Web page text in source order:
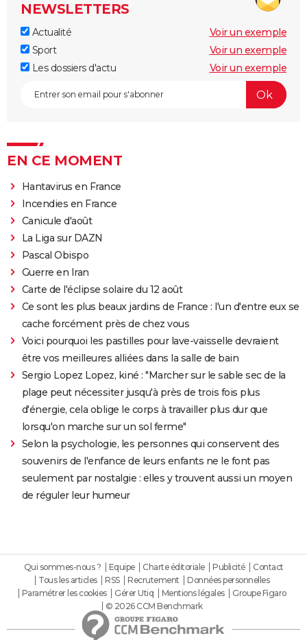
NEWSLETTERS
Actualité
Voir un exemple
Sport
Voir un exemple
Les dossiers d'actu
Voir un exemple
EN CE MOMENT
Hantavirus en France
Incendies en France
Canicule d'août
La Liga sur DAZN
Pascal Obispo
Guerre en Iran
Carte de l'éclipse solaire du 12 août
Ce sont les plus beaux jardins de France : l'un d'entre eux se
cache forcément près de chez vous
Voici pourquoi les pastilles pour lave-vaisselle devraient
être vos meilleures alliées dans la salle de bain
Sergio Lopez Lopez, kiné : "Marcher sur le sable sec de la
plage peut nécessiter jusqu'à près de trois fois plus
d'énergie, cela oblige le corps à travailler plus dur que
lorsqu'on marche sur un sol ferme"
Selon la psychologie, les personnes qui conservent des
souvenirs de l'enfance de leurs enfants ne le font pas
seulement par nostalgie : elles y trouvent aussi un moyen
de réguler leur humeur
Qui sommes-nous ? Equipe Charte éditoriale Publicité
Contact
Tous les articles
RSS Recrutement
Données personnelles
Paramétrer les cookies
Gérer Utiq Mentions légales
Groupe Figaro
© 2026 CCM Benchmark